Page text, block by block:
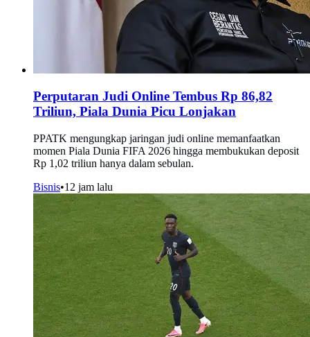
Perputaran Judi Online Tembus Rp 86,82
Triliun, Piala Dunia Picu Lonjakan
PPATK mengungkap jaringan judi online memanfaatkan
momen Piala Dunia FIFA 2026 hingga membukukan deposit
Rp 1,02 triliun hanya dalam sebulan.
Bisnis•12 jam lalu